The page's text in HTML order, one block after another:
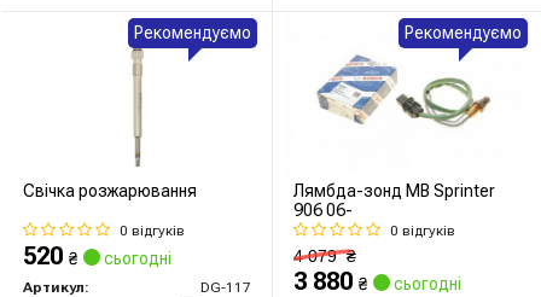
Свічка розжарювання
0 відгуків
520 ₴ сьогодні
Артикул:
DG-117
Рекомендуємо
Лямбда-зонд MB Sprinter
906 06-
0 відгуків
4 079₴
3 880 ₴ сьогодні
Рекомендуємо